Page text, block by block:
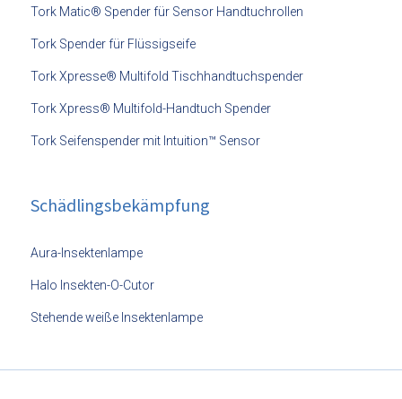
Tork Matic® Spender für Sensor Handtuchrollen
Tork Spender für Flüssigseife
Tork Xpresse® Multifold Tischhandtuchspender
Tork Xpress® Multifold-Handtuch Spender
Tork Seifenspender mit Intuition™ Sensor
Schädlingsbekämpfung
Aura-Insektenlampe
Halo Insekten-O-Cutor
Stehende weiße Insektenlampe